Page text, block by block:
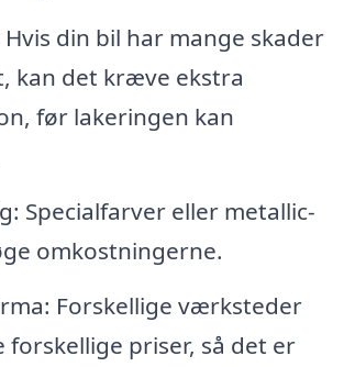
din bil har mange skader
kan det kræve ekstra
før lakeringen kan
Specialfarver eller metallic-
omkostningerne.
Forskellige værksteder
forskellige priser, så det er